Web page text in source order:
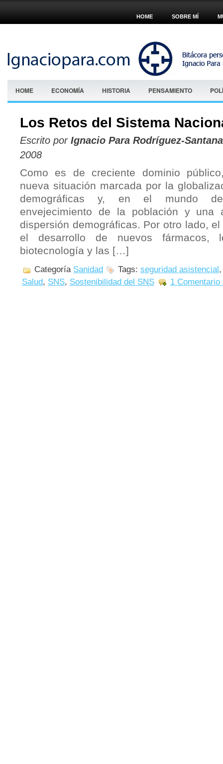
HOME SOBRE MÍ
HOME ECONOMÍA HISTORIA PENSAMIENTO
Los Retos del Sistema
Escrito por Ignacio Para Rodríguez-Santana
2008
Como es de creciente dominio
nueva situación marcada por la
demográficas y, en el mundo
envejecimiento de la población y una
dispersión demográficas. Por otro lado,
el desarrollo de nuevos fármacos,
biotecnología y las […]
Categoría Sanidad Tags: seguridad asistencial
Salud, SNS, Sostenibilidad del SNS 1 Comentario